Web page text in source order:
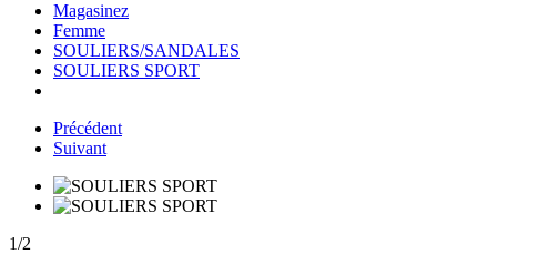
Magasinez
Femme
SOULIERS/SANDALES
SOULIERS SPORT
Précédent
Suivant
1/2